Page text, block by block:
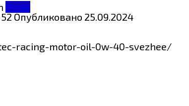
Rowe
52Опубликовано 25.09.2024
racing-motor-oil-0w-40-svezhee/